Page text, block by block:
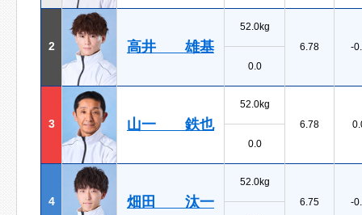
2 高井 雄基
52.0kg
6.78
-
0.0
3 山一 鉄也
52.0kg
6.78
0.0
4 畑田 汰一
52.0kg
6.75
-